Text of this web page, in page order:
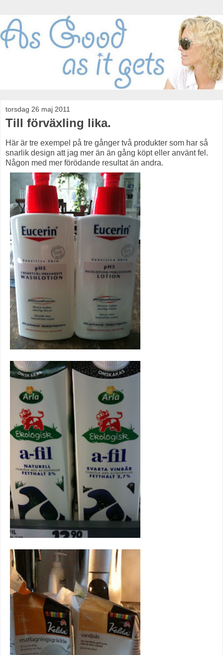
torsdag 26 maj 2011
Till förväxling lika.
Här är tre exempel på tre gånger två produkter som har så
snarlik design att jag mer än än gång köpt eller använt fel.
Någon med mer förödande resultat än andra.